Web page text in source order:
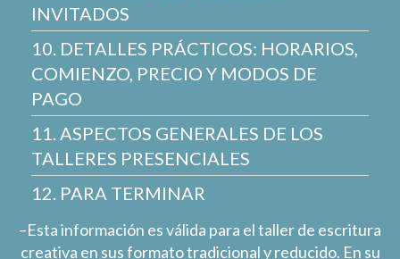
INVITADOS
10. DETALLES PRÁCTICOS: HORARIOS,
COMIENZO, PRECIO Y MODOS DE
PAGO
11. ASPECTOS GENERALES DE LOS
TALLERES PRESENCIALES
12. PARA TERMINAR
–Esta información es válida para el taller de escritura
creativa en sus formato tradicional y reducido. En su